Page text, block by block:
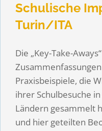
Schulische
Turin/ITA
Die „Key-Take-
Praxisbeispiele, die
ihrer Schulbesuche
Ländern gesammelt
und hier geteilten